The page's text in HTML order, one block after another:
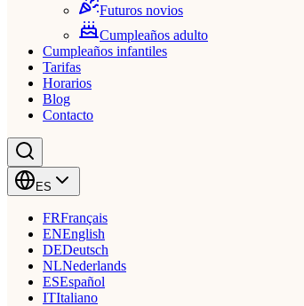
Futuros novios
Cumpleaños adulto
Cumpleaños infantiles
Tarifas
Horarios
Blog
Contacto
ES
FRFrançais
ENEnglish
DEDeutsch
NLNederlands
ESEspañol
ITItaliano